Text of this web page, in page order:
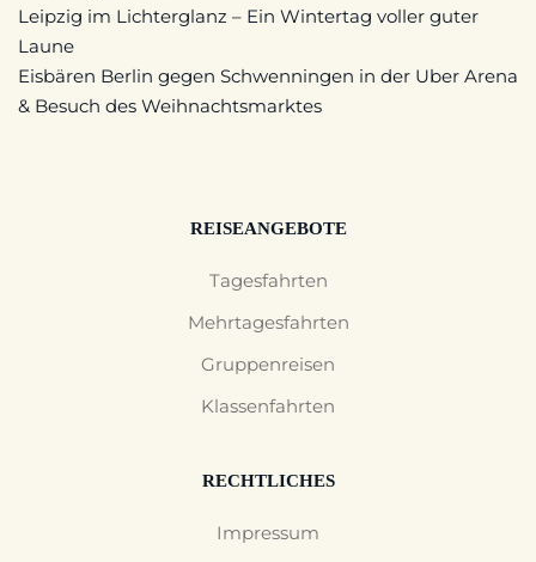
Leipzig im Lichterglanz – Ein Wintertag voller guter
Laune
Eisbären Berlin gegen Schwenningen in der Uber Arena
& Besuch des Weihnachtsmarktes
REISEANGEBOTE
Tagesfahrten
Mehrtagesfahrten
Gruppenreisen
Klassenfahrten
RECHTLICHES
Impressum